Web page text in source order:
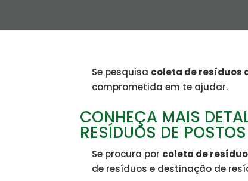
Se pesquisa coleta de resíduos
comprometida em te ajudar.
CONHEÇA MAIS
RESÍDUOS DE
Se procura por coleta de
de resíduos e destinação de